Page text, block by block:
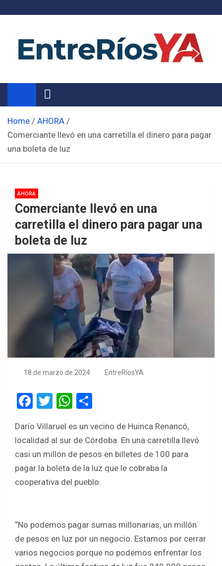
Noticias de Entre Ríos
Información de toda la provincia ahora
Home
AHORA
Comerciante llevó en una carretilla el dinero para pagar
una boleta de luz
AHORA
Comerciante llevó en una
carretilla el dinero para pagar una
boleta de luz
18 de marzo de 2024 EntreRíosYA
F
ce
b
o
o
T
tt
er
W
at
s
A
p
ar
e
Darío Villaruel es un vecino de Huinca Renancó,
localidad al sur de Córdoba. En una carretilla llevó
casi un millón de pesos en billetes de 100 para
pagar la boleta de la luz que le cobraba la
cooperativa del pueblo.
“No podemos pagar sumas millonarias, un millón
de pesos en luz por un negocio. Estamos por cerrar
varios negocios porque no podemos enfrentar los